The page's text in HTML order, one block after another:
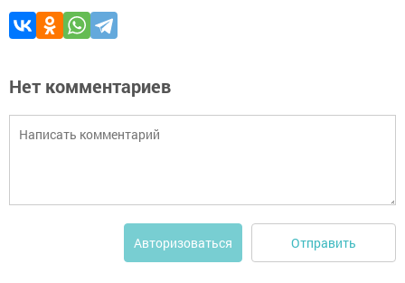
Нет комментариев
Авторизоваться Отправить